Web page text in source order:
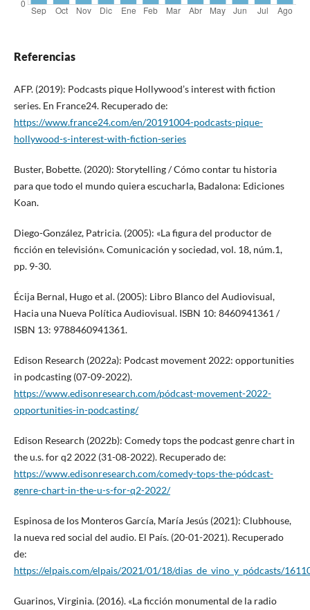
Referencias
AFP. (2019): Podcasts pique Hollywood’s interest with fiction
series. En France24. Recuperado de:
https://www.france24.com/en/20191004-podcasts-pique-
hollywood-s-interest-with-fiction-series
Buster, Bobette. (2020): Storytelling / Cómo contar tu historia
para que todo el mundo quiera escucharla, Badalona: Ediciones
Koan.
Diego-González, Patricia. (2005): «La figura del productor de
ficción en televisión». Comunicación y sociedad, vol. 18, núm.1,
pp. 9-30.
Écija Bernal, Hugo et al. (2005): Libro Blanco del Audiovisual,
Hacia una Nueva Política Audiovisual. ISBN 10: 8460941361 /
ISBN 13: 9788460941361.
Edison Research (2022a): Podcast movement 2022: opportunities
in podcasting (07-09-2022).
https://www.edisonresearch.com/pódcast-movement-2022-
opportunities-in-podcasting/
Edison Research (2022b): Comedy tops the podcast genre chart in
the u.s. for q2 2022 (31-08-2022). Recuperado de:
https://www.edisonresearch.com/comedy-tops-the-pódcast-
genre-chart-in-the-u-s-for-q2-2022/
Espinosa de los Monteros García, María Jesús (2021): Clubhouse,
la nueva red social del audio. El País. (20-01-2021). Recuperado
de:
https://elpais.com/elpais/2021/01/18/dias_de_vino_y_pódcasts/
Guarinos, Virginia. (2016). «La ficción monumental de la radio